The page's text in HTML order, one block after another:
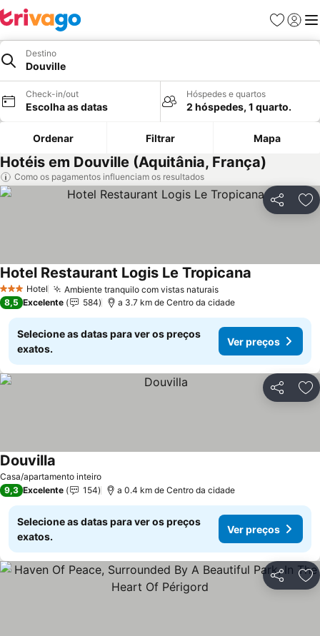
Favoritos
Iniciar
Destino
Douville
Check-in/out
Escolha as datas
Hóspedes e quartos
2 hóspedes, 1 quarto.
Ordenar Filtrar Mapa
Hotéis em Douville (Aquitânia, França)
Como os pagamentos influenciam os resultados
Partilhar
3 EstrelasHotel Ambiente tranquilo com vistas naturaisVer preços
Hotel Restaurant Logis Le Tropicana
8,5 Excelente 584 a 3.7 km de Centro da cidade
Selecione as datas para ver os preços
exatos.
Ver preços
Partilhar
Casa/apartamento inteiro
Douvilla
9,3 Excelente 154 a 0.4 km de Centro da cidade
Selecione as datas para ver os preços
exatos.
Ver preços
Partilhar